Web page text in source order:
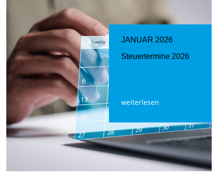
JANUAR 2026
Steuertermine 2026
weiterlesen